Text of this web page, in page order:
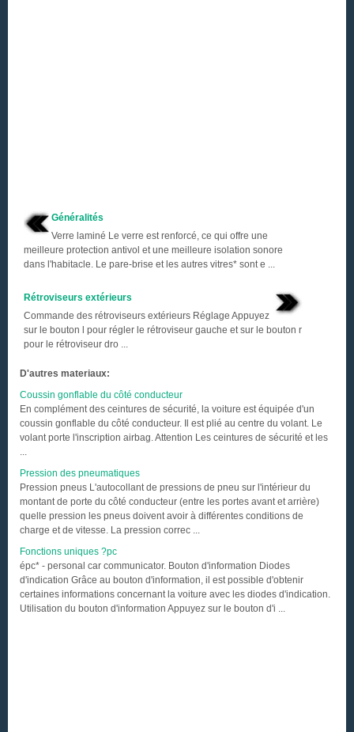
Généralités
Verre laminé Le verre est renforcé, ce qui offre une
meilleure protection antivol et une meilleure isolation sonore
dans l'habitacle. Le pare-brise et les autres vitres* sont e ...
Rétroviseurs extérieurs
Commande des rétroviseurs extérieurs Réglage Appuyez
sur le bouton l pour régler le rétroviseur gauche et sur le bouton r
pour le rétroviseur dro ...
D'autres materiaux:
Coussin gonflable du côté conducteur
En complément des ceintures de sécurité, la voiture est équipée d'un
coussin gonflable du côté conducteur. Il est plié au centre du volant. Le
volant porte l'inscription airbag. Attention Les ceintures de sécurité et les
...
Pression des pneumatiques
Pression pneus L'autocollant de pressions de pneu sur l'intérieur du
montant de porte du côté conducteur (entre les portes avant et arrière)
quelle pression les pneus doivent avoir à différentes conditions de
charge et de vitesse. La pression correc ...
Fonctions uniques ?pc
épc* - personal car communicator. Bouton d'information Diodes
d'indication Grâce au bouton d'information, il est possible d'obtenir
certaines informations concernant la voiture avec les diodes d'indication.
Utilisation du bouton d'information Appuyez sur le bouton d'i ...